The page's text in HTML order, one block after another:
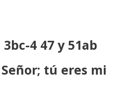
3bc-4 47 y 51ab
tú eres mi